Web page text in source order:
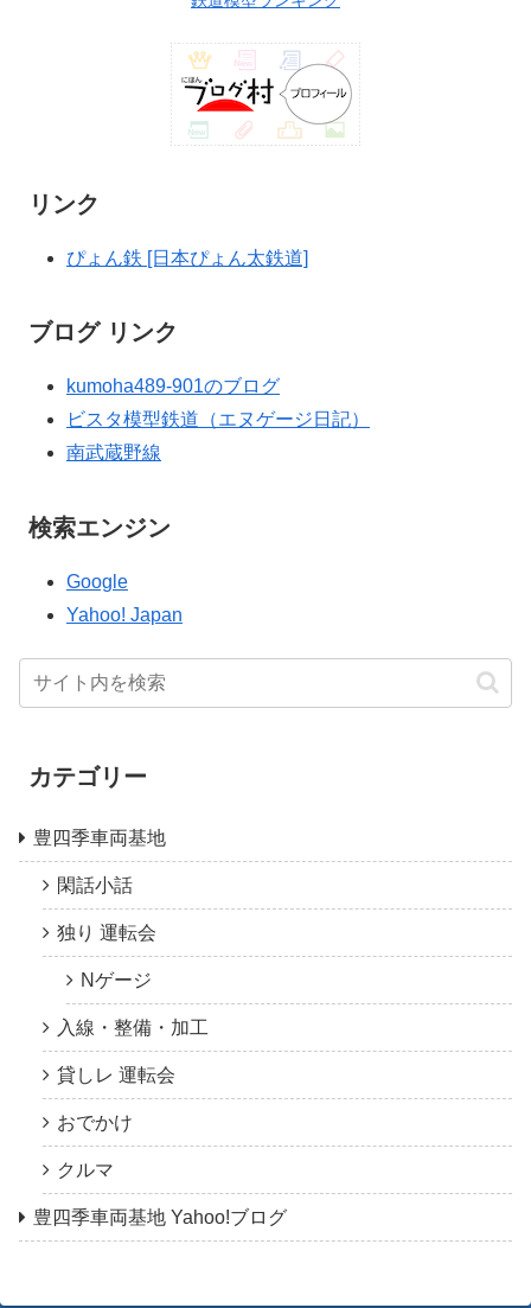
リンク
ぴょん鉄 [日本ぴょん太鉄道]
ブログ リンク
kumoha489-901のブログ
ビスタ模型鉄道（エヌゲージ日記）
南武蔵野線
検索エンジン
Google
Yahoo! Japan
カテゴリー
豊四季車両基地
閑話小話
独り 運転会
Nゲージ
入線・整備・加工
貸しレ 運転会
おでかけ
クルマ
豊四季車両基地 Yahoo!ブログ